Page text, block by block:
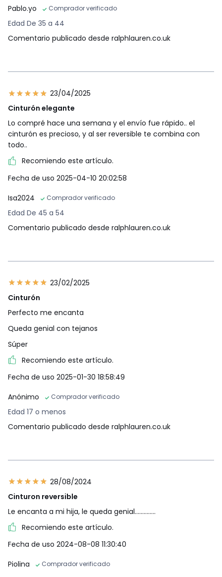
Pablo.yo
Comprador verificado
Edad De 35 a 44
Comentario publicado desde ralphlauren.co.uk
23/04/2025
Cinturón elegante
Lo compré hace una semana y el envío fue rápido.. el
cinturón es precioso, y al ser reversible te combina con
todo..
Recomiendo este artículo.
Fecha de uso 2025-04-10 20:02:58
Isa2024
Comprador verificado
Edad De 45 a 54
Comentario publicado desde ralphlauren.co.uk
23/02/2025
Cinturón
Perfecto me encanta
Queda genial con tejanos
Súper
Recomiendo este artículo.
Fecha de uso 2025-01-30 18:58:49
Anónimo
Comprador verificado
Edad 17 o menos
Comentario publicado desde ralphlauren.co.uk
28/08/2024
Cinturon reversible
Le encanta a mi hija, le queda genial..............
Recomiendo este artículo.
Fecha de uso 2024-08-08 11:30:40
Piolina
Comprador verificado